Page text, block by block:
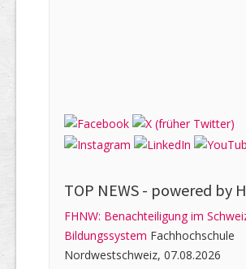
TOP NEWS - powered by
FHNW: Benachteiligung im
Bildungssystem Fachhochschule
Nordwestschweiz, 07.08.2026